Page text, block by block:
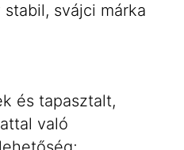
svájci márka
és tapasztalt,
való